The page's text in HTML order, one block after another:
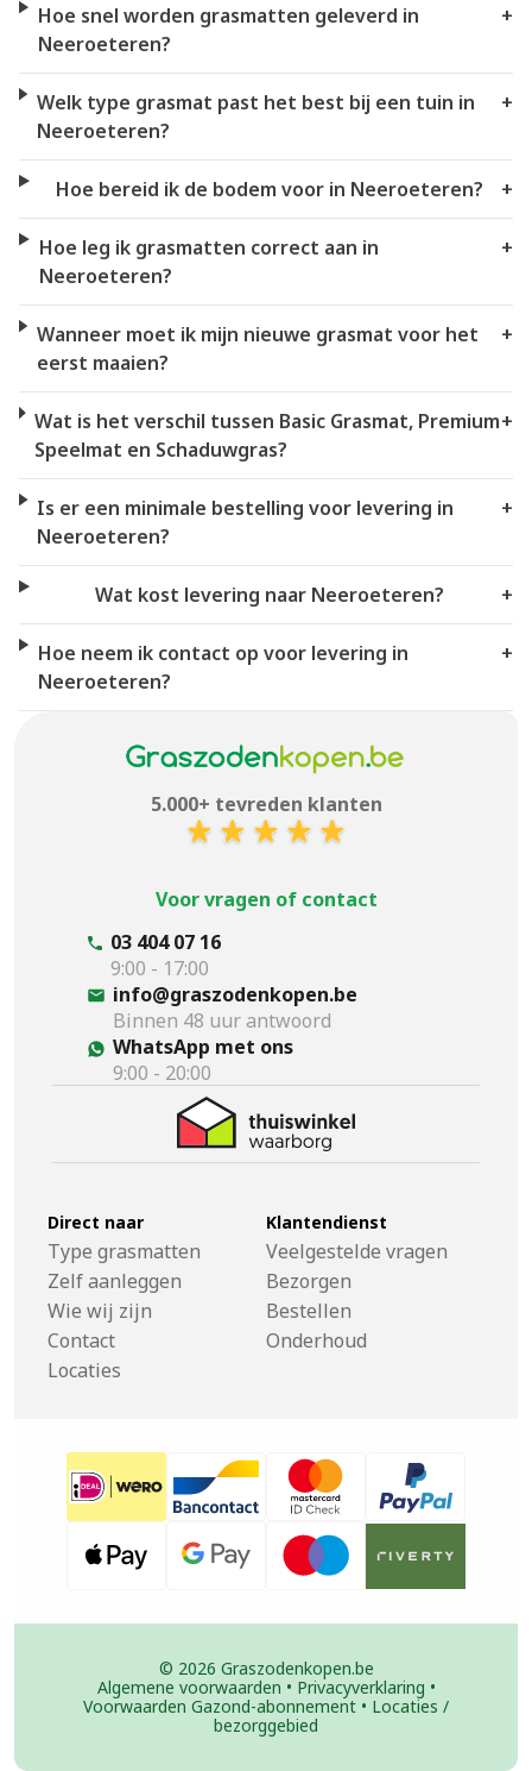
Hoe snel worden grasmatten geleverd in
Neeroeteren?
+
Welk type grasmat past het best bij een tuin in
Neeroeteren?
+
Hoe bereid ik de bodem voor in Neeroeteren? +
Hoe leg ik grasmatten correct aan in
Neeroeteren?
+
Wanneer moet ik mijn nieuwe grasmat voor het
eerst maaien?
+
Wat is het verschil tussen Basic Grasmat, Premium
Speelmat en Schaduwgras?
+
Is er een minimale bestelling voor levering in
Neeroeteren?
+
Wat kost levering naar Neeroeteren? +
Hoe neem ik contact op voor levering in
Neeroeteren?
+
5.000+ tevreden klanten
Voor vragen of contact
03 404 07 16
9:00 - 17:00
info@graszodenkopen.be
Binnen 48 uur antwoord
WhatsApp met ons
9:00 - 20:00
Direct naar
Type grasmatten
Zelf aanleggen
Wie wij zijn
Contact
Locaties
Klantendienst
Veelgestelde vragen
Bezorgen
Bestellen
Onderhoud
© 2026 Graszodenkopen.be
Algemene voorwaarden • Privacyverklaring •
Voorwaarden Gazond-abonnement • Locaties /
bezorggebied